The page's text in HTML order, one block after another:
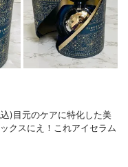
)目元のケアに特化した美
クスにえ！これアイセラム